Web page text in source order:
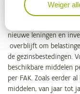
beschikbare
nieuwe leningen en
overblijft om
de gezinsbestedingen.
beschikbare middelen
per FAK. Zoals eerder
middelen, van jaar tot
Weiger